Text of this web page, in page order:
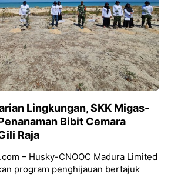
Lingkungan, SKK Migas-
Bibit Cemara
Raja
– Husky-CNOOC Madura Limited
program penghijauan bertajuk